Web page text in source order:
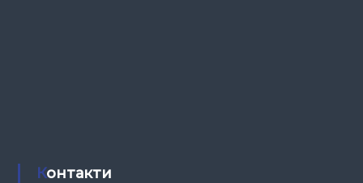
Контакти